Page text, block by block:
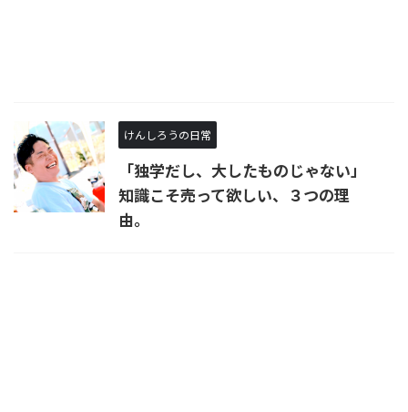
けんしろうの日常
「独学だし、大したものじゃない」
知識こそ売って欲しい、３つの理
由。